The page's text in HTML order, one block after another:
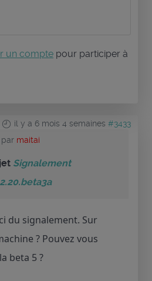
un compte pour participer à
il y a 6 mois 4 semaines #3433
par maitai
Signalement
du signalement. Sur
? Pouvez vous
beta 5 ?